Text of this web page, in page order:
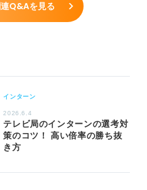
Q&Aを見る
インターン
2026.6.4
テレビ局のインターンの選考対
策のコツ！ 高い倍率の勝ち抜
き方